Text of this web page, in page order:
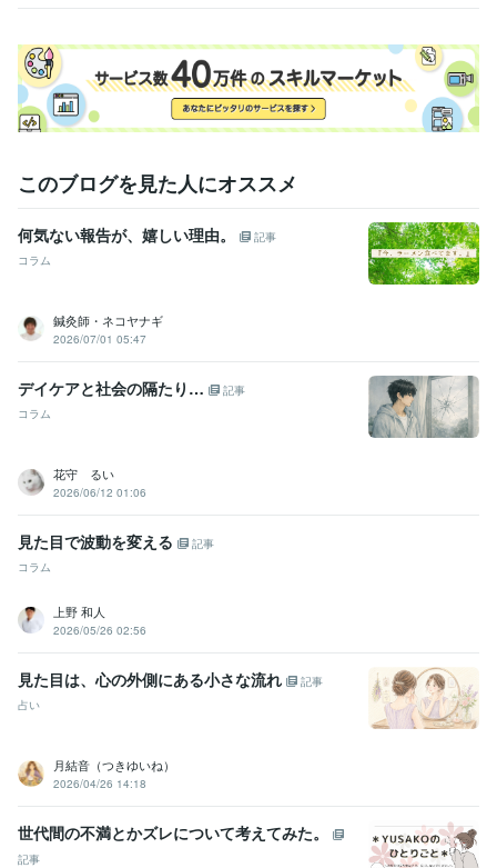
このブログを見た人にオススメ
何気ない報告が、嬉しい理由。
記事
コラム
鍼灸師・ネコヤナギ
2026/07/01 05:47
デイケアと社会の隔たり…
記事
コラム
花守 るい
2026/06/12 01:06
見た目で波動を変える
記事
コラム
上野 和人
2026/05/26 02:56
見た目は、心の外側にある小さな流れ
記事
占い
月結音（つきゆいね）
2026/04/26 14:18
世代間の不満とかズレについて考えてみた。
記事